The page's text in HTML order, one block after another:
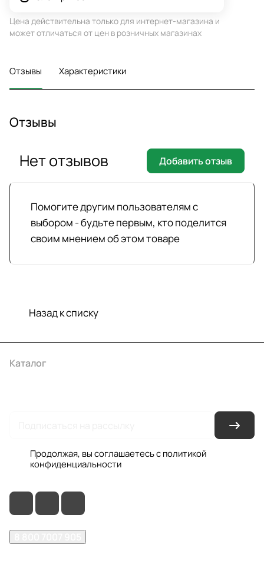
Цена действительна только для интернет-магазина и
может отличаться от цен в розничных магазинах
Отзывы Характеристики
Отзывы
Помогите другим пользователям с
выбором - будьте первым, кто поделится
своим мнением об этом товаре
Нет отзывов Добавить отзыв
Назад к списку
Каталог
Продолжая, вы соглашаетесь с политикой
конфиденциальности